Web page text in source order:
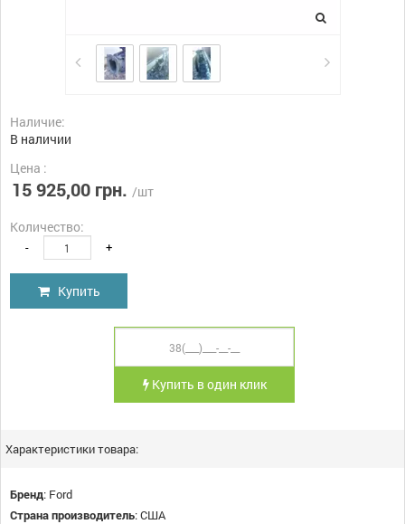
Наличие:
В наличии
Цена :
15 925,00 грн. /шт
Количество:
- +
Купить
Купить в один клик
Характеристики товара:
Бренд: Ford
Страна производитель:США